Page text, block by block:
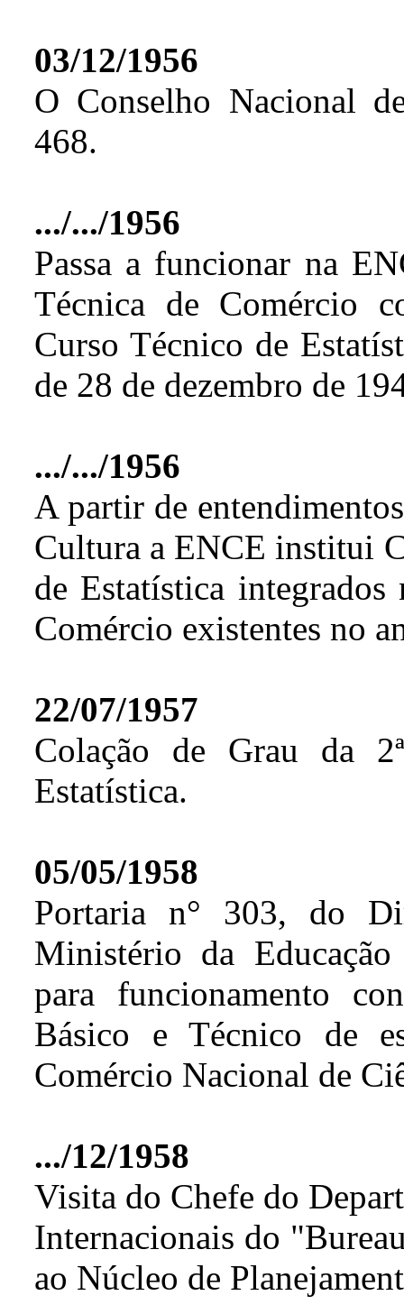
03/12/1956
O Conselho Nacional
468.
.../.../1956
Passa a funcionar na
Técnica de Comércio
Curso Técnico de
de 28 de dezembro de
.../.../1956
A partir de
Cultura a ENCE institui
de Estatística integrados
Comércio existentes no
22/07/1957
Colação de Grau da
Estatística.
05/05/1958
Portaria n° 303, do
Ministério da
para funcionamento
Básico e Técnico de
Comércio Nacional de
.../12/1958
Visita do Chefe do
Internacionais do
ao Núcleo de